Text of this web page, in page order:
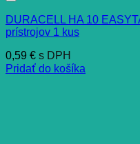
DURACELL HA 10
prístrojov 1 kus
0,59 € s DPH
Pridať do košíka